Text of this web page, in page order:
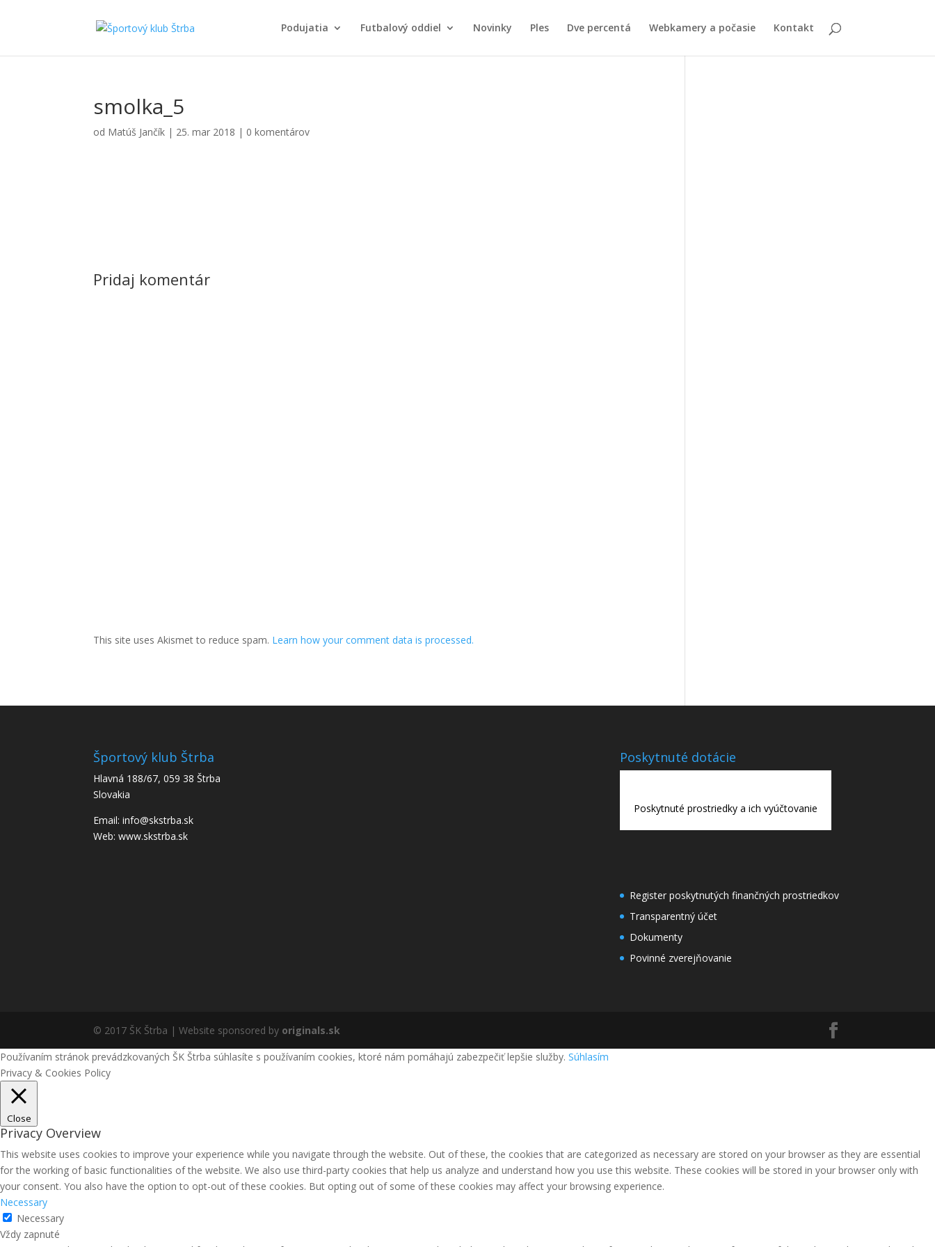
Podujatia Futbalový oddiel Novinky Ples Dve percentá Webkamery a počasie Kontakt
smolka_5
od Matúš Jančík | 25. mar 2018 | 0 komentárov
Pridaj komentár
This site uses Akismet to reduce spam. Learn how your comment data is processed.
Športový klub Štrba
Hlavná 188/67, 059 38 Štrba
Slovakia
Email: info@skstrba.sk
Web: www.skstrba.sk
Poskytnuté dotácie
Poskytnuté prostriedky a ich vyúčtovanie
Register poskytnutých finančných prostriedkov
Transparentný účet
Dokumenty
Povinné zverejňovanie
© 2017 ŠK Štrba | Website sponsored by originals.sk
Používaním stránok prevádzkovaných ŠK Štrba súhlasíte s používaním cookies, ktoré nám pomáhajú zabezpečiť lepšie služby. Súhlasím
Privacy & Cookies Policy
Close
Privacy Overview
This website uses cookies to improve your experience while you navigate through the website. Out of these, the cookies that are categorized as necessary are stored on your browser as they are essential
for the working of basic functionalities of the website. We also use third-party cookies that help us analyze and understand how you use this website. These cookies will be stored in your browser only with
your consent. You also have the option to opt-out of these cookies. But opting out of some of these cookies may affect your browsing experience.
Necessary
Necessary
Vždy zapnuté